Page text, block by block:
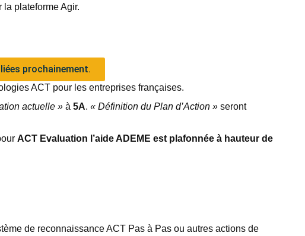
plateforme Agir.
prochainement.
ACT pour les entreprises françaises.
actuelle » à 5A. « Définition du Plan d’Action » seront
ACT Evaluation l’aide ADEME est plafonnée à hauteur de
de reconnaissance ACT Pas à Pas ou autres actions de